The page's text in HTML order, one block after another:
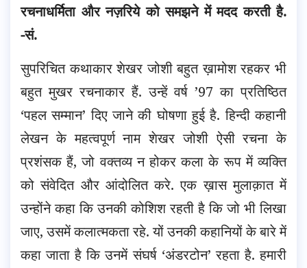
रचनाधर्मिता और नज़रिये को समझने में मदद करती है.
-सं.
सुपरिचित कथाकार शेखर जोशी बहुत ख़ामोश रहकर भी
बहुत मुखर रचनाकार हैं. उन्हें वर्ष ’97 का प्रतिष्ठित
‘पहल सम्मान’ दिए जाने की घोषणा हुई है. हिन्दी कहानी
लेखन के महत्वपूर्ण नाम शेखर जोशी ऐसी रचना के
प्रशंसक हैं, जो वक्तव्य न होकर कला के रूप में व्यक्ति
को संवेदित और आंदोलित करे. एक ख़ास मुलाक़ात में
उन्होंने कहा कि उनकी कोशिश रहती है कि जो भी लिखा
जाए, उसमें कलात्मकता रहे. यों उनकी कहानियों के बारे में
कहा जाता है कि उनमें संघर्ष ‘अंडरटोन’ रहता है. हमारी